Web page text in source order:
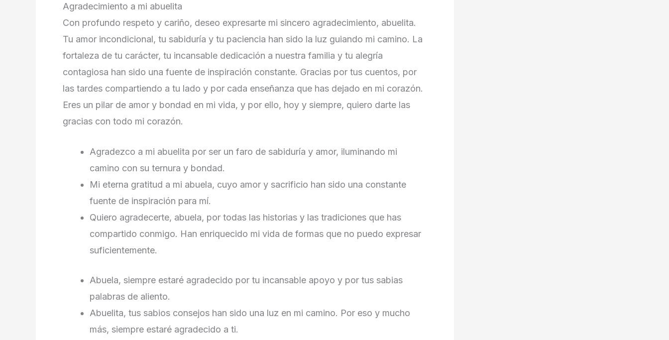
Agradecimiento a mi abuelita
Con profundo respeto y cariño, deseo expresarte mi sincero agradecimiento, abuelita.
Tu amor incondicional, tu sabiduría y tu paciencia han sido la luz guiando mi camino. La
fortaleza de tu carácter, tu incansable dedicación a nuestra familia y tu alegría
contagiosa han sido una fuente de inspiración constante. Gracias por tus cuentos, por
las tardes compartiendo a tu lado y por cada enseñanza que has dejado en mi corazón.
Eres un pilar de amor y bondad en mi vida, y por ello, hoy y siempre, quiero darte las
gracias con todo mi corazón.
Agradezco a mi abuelita por ser un faro de sabiduría y amor, iluminando mi
camino con su ternura y bondad.
Mi eterna gratitud a mi abuela, cuyo amor y sacrificio han sido una constante
fuente de inspiración para mí.
Quiero agradecerte, abuela, por todas las historias y las tradiciones que has
compartido conmigo. Han enriquecido mi vida de formas que no puedo expresar
suficientemente.
Abuela, siempre estaré agradecido por tu incansable apoyo y por tus sabias
palabras de aliento.
Abuelita, tus sabios consejos han sido una luz en mi camino. Por eso y mucho
más, siempre estaré agradecido a ti.